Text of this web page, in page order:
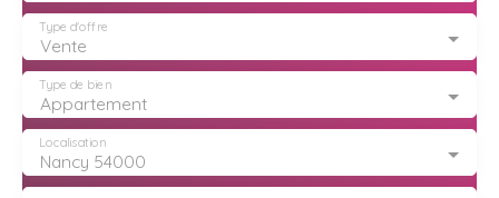
Vente
Type d'offre
Appartement
Type de bien
Nancy 54000
Localisation